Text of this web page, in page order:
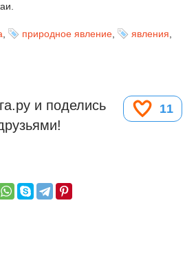
, природное явление, явления,
11
и поделись